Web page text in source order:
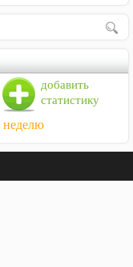
добавить
статистику
неделю